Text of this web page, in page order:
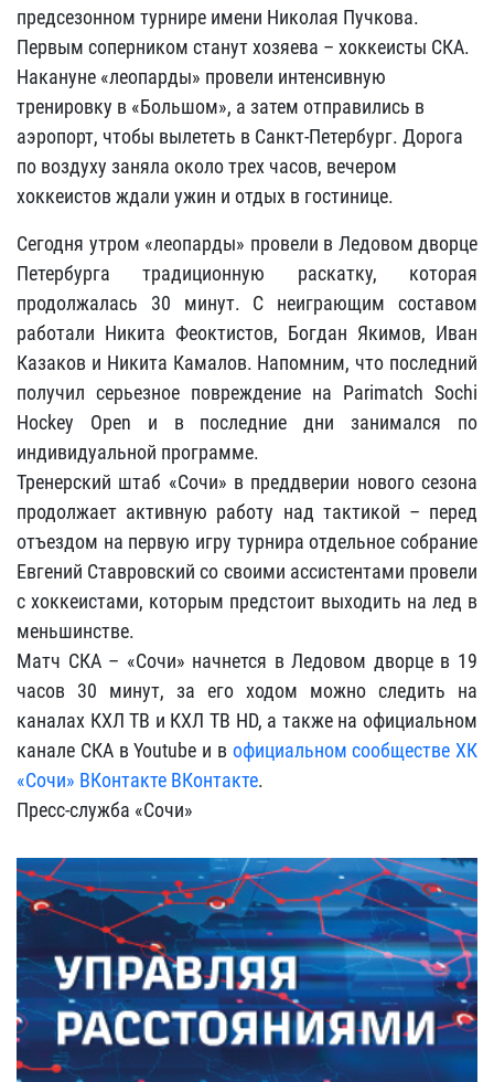
предсезонном турнире имени Николая Пучкова.
Первым соперником станут хозяева – хоккеисты СКА.
Накануне «леопарды» провели интенсивную
тренировку в «Большом», а затем отправились в
аэропорт, чтобы вылететь в Санкт-Петербург. Дорога
по воздуху заняла около трех часов, вечером
хоккеистов ждали ужин и отдых в гостинице.
Сегодня утром «леопарды» провели в Ледовом дворце
Петербурга традиционную раскатку, которая
продолжалась 30 минут. С неиграющим составом
работали Никита Феоктистов, Богдан Якимов, Иван
Казаков и Никита Камалов. Напомним, что последний
получил серьезное повреждение на Parimatch Sochi
Hockey Open и в последние дни занимался по
индивидуальной программе.
Тренерский штаб «Сочи» в преддверии нового сезона
продолжает активную работу над тактикой – перед
отъездом на первую игру турнира отдельное собрание
Евгений Ставровский со своими ассистентами провели
с хоккеистами, которым предстоит выходить на лед в
меньшинстве.
Матч СКА – «Сочи» начнется в Ледовом дворце в 19
часов 30 минут, за его ходом можно следить на
каналах КХЛ ТВ и КХЛ ТВ HD, а также на официальном
канале СКА в Youtube и в официальном сообществе ХК
«Сочи» ВКонтакте ВКонтакте.
Пресс-служба «Сочи»